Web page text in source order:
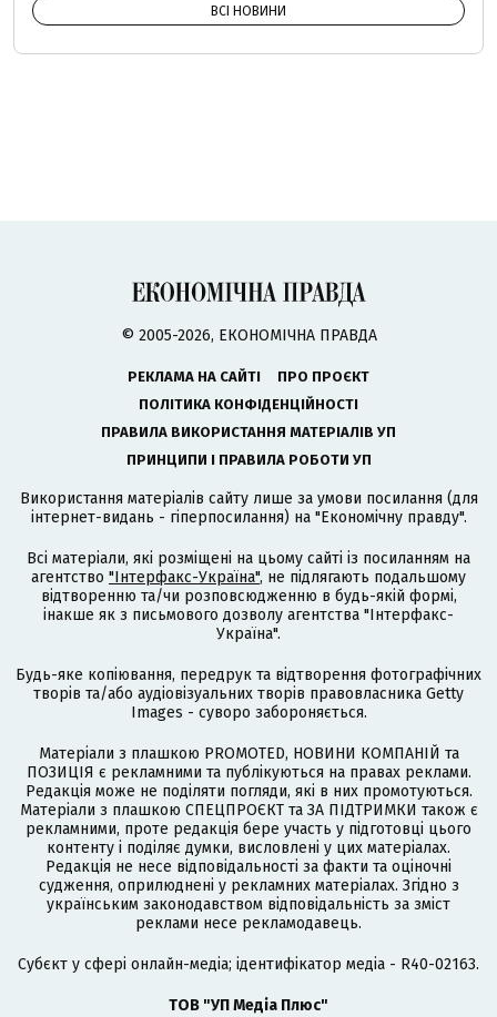
ВСІ НОВИНИ
© 2005-2026, ЕКОНОМІЧНА ПРАВДА
РЕКЛАМА НА САЙТІ
ПРО ПРОЄКТ
ПОЛІТИКА КОНФІДЕНЦІЙНОСТІ
ПРАВИЛА ВИКОРИСТАННЯ МАТЕРІАЛІВ УП
ПРИНЦИПИ І ПРАВИЛА РОБОТИ УП
Використання матеріалів сайту лише за умови посилання (для
інтернет-видань - гіперпосилання) на "Економічну правду".
Всі матеріали, які розміщені на цьому сайті із посиланням на
агентство "Інтерфакс-Україна", не підлягають подальшому
відтворенню та/чи розповсюдженню в будь-якій формі,
інакше як з письмового дозволу агентства "Інтерфакс-
Україна".
Будь-яке копіювання, передрук та відтворення фотографічних
творів та/або аудіовізуальних творів правовласника Getty
Images - суворо забороняється.
Матеріали з плашкою PROMOTED, НОВИНИ КОМПАНІЙ та
ПОЗИЦІЯ є рекламними та публікуються на правах реклами.
Редакція може не поділяти погляди, які в них промотуються.
Матеріали з плашкою СПЕЦПРОЄКТ та ЗА ПІДТРИМКИ також є
рекламними, проте редакція бере участь у підготовці цього
контенту і поділяє думки, висловлені у цих матеріалах.
Редакція не несе відповідальності за факти та оціночні
судження, оприлюднені у рекламних матеріалах. Згідно з
українським законодавством відповідальність за зміст
реклами несе рекламодавець.
Cубєкт у сфері онлайн-медіа; ідентифікатор медіа - R40-02163.
ТОВ "УП Медіа Плюс"